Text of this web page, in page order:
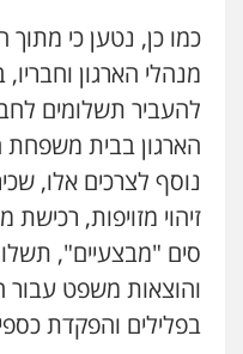
כמו כן, נטען כי מתוך
מנהלי הארגון
להעביר תשלומים
הארגון בבית משפחת
נוסף לצרכים אלו,
זיהוי מזויפות, רכישת
סים "מבצעיים",
והוצאות משפט עבור
בפלילים והפקדת